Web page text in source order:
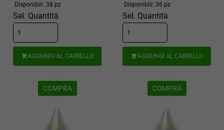
Disponibili: 38 pz
Sel. Quantità
AGGIUNGI AL CARRELLO
COMPRA
Disponibili: 36 pz
Sel. Quantità
AGGIUNGI AL CARRELLO
COMPRA